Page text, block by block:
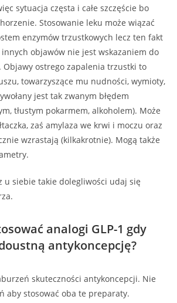
sytuacja częsta i całe szczęście bo
Stosowanie leku może wiązać
enzymów trzustkowych lecz ten fakt
objawów nie jest wskazaniem do
ostrego zapalenia trzustki to
towarzyszące mu nudności, wymioty,
jest tak zwanym błędem
tłustym pokarmem, alkoholem). Może
zaś amylaza we krwi i moczu oraz
wzrastają (kilkakrotnie). Mogą także
u siebie takie dolegliwości udaj się
analogi GLP-1 gdy
antykoncepcję?
skuteczności antykoncepcji. Nie
aby stosować oba te preparaty.